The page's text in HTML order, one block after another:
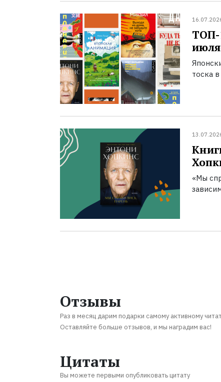
ТОП-
тоска
«Мы
Отзывы
Раз в месяц дарим подарки самому активному
Оставляйте больше отзывов, и мы наградим вас!
Цитаты
Вы можете первыми опубликовать цитату